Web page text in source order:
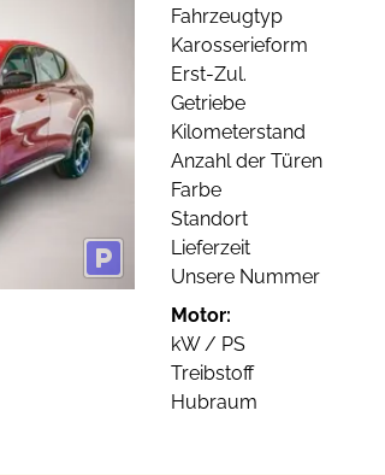
Fahrzeugtyp
Karosserieform
Erst-Zul.
Getriebe
Kilometerstand
Anzahl der Türen
Farbe
Standort
Lieferzeit
Unsere Nummer
Motor:
kW / PS
Treibstoff
Hubraum